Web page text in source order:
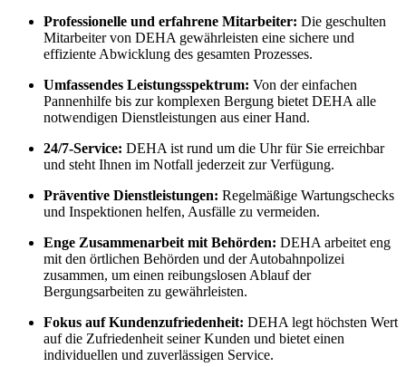
Professionelle und erfahrene Mitarbeiter: Die geschulten
Mitarbeiter von DEHA gewährleisten eine sichere und
effiziente Abwicklung des gesamten Prozesses.
Umfassendes Leistungsspektrum: Von der einfachen
Pannenhilfe bis zur komplexen Bergung bietet DEHA alle
notwendigen Dienstleistungen aus einer Hand.
24/7-Service: DEHA ist rund um die Uhr für Sie erreichbar
und steht Ihnen im Notfall jederzeit zur Verfügung.
Präventive Dienstleistungen: Regelmäßige Wartungschecks
und Inspektionen helfen, Ausfälle zu vermeiden.
Enge Zusammenarbeit mit Behörden: DEHA arbeitet eng
mit den örtlichen Behörden und der Autobahnpolizei
zusammen, um einen reibungslosen Ablauf der
Bergungsarbeiten zu gewährleisten.
Fokus auf Kundenzufriedenheit: DEHA legt höchsten Wert
auf die Zufriedenheit seiner Kunden und bietet einen
individuellen und zuverlässigen Service.